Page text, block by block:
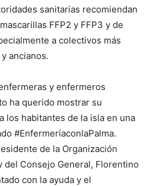
sanitarias recomiendan
FFP2 y FFP3 y de
a colectivos más
ancianos.
y enfermeros
ha querido mostrar su
los habitantes de la isla en una
#EnfermeríaconlaPalma.
de la Organización
del Consejo General, Florentino
con la ayuda y el